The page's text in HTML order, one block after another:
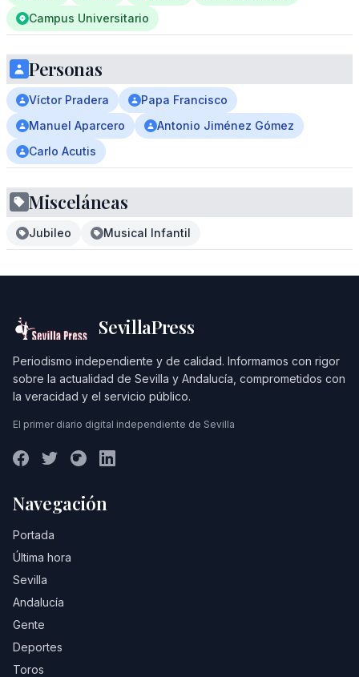
Campus Universitario
Personas
Víctor Pradera
Papa Francisco
Manuel Aparcero
Antonio Jiménez Gómez
Carlo Acutis
Misceláneas
Jubileo Musical Infantil
SevillaPress
Periodismo independiente y de calidad. Informamos con rigor
sobre la actualidad de Sevilla y Andalucía, comprometidos con
la veracidad y el servicio público.
El primer diario digital independiente de Sevilla
Navegación
Portada
Última hora
Sevilla
Andalucía
Gente
Deportes
Toros